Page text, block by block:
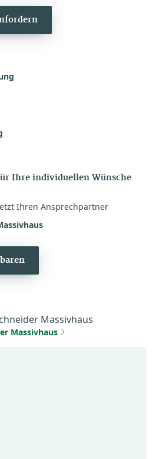
Ihre individuellen Wünsche
Ihren Ansprechpartner
Massivhaus
Massivhaus